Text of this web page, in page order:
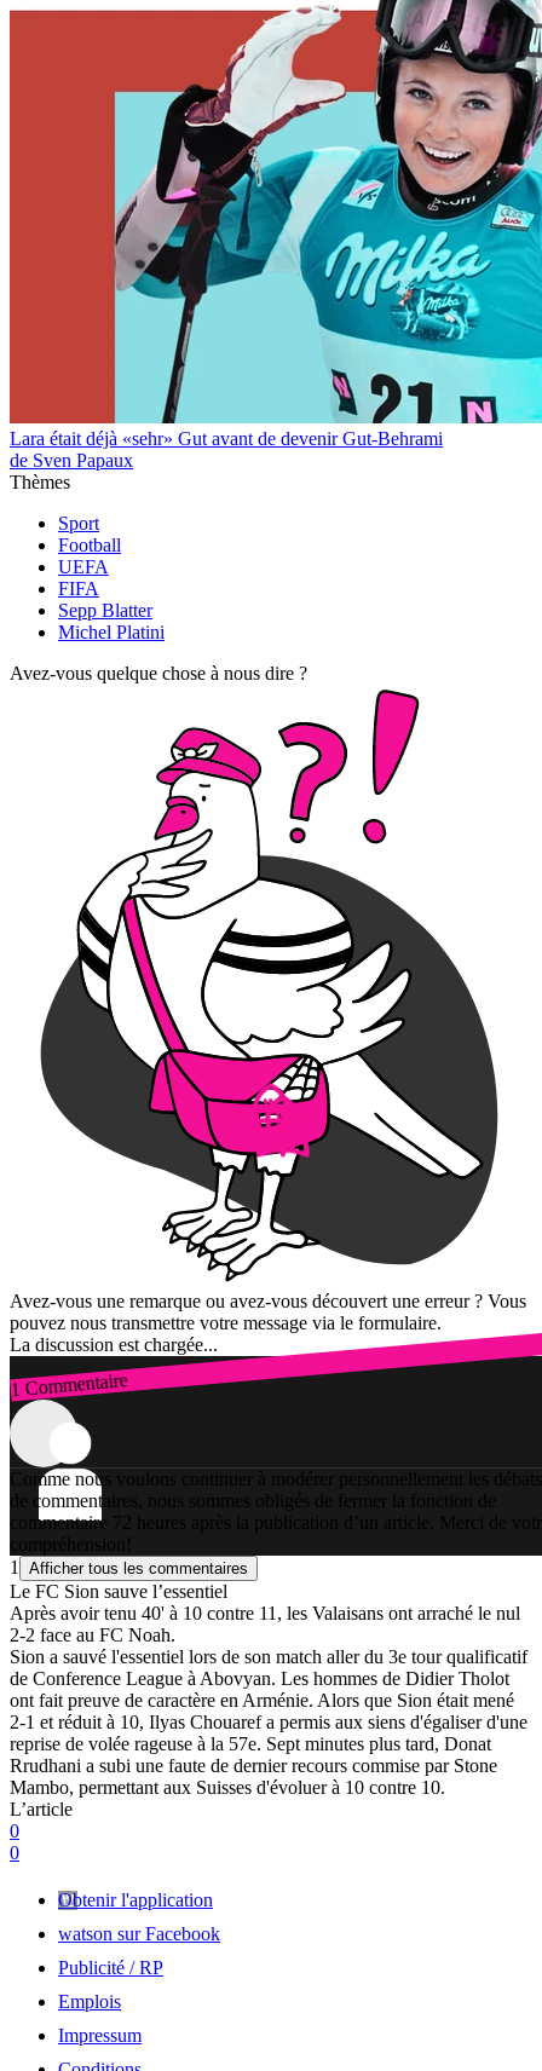
Lara était déjà «sehr» Gut avant de devenir Gut-Behrami
de Sven Papaux
Thèmes
Sport
Football
UEFA
FIFA
Sepp Blatter
Michel Platini
Avez-vous quelque chose à nous dire ?
Avez-vous une remarque ou avez-vous découvert une erreur ? Vous
pouvez nous transmettre votre message via le formulaire.
La discussion est chargée...
1 Commentaire
Connexion
Comme nous voulons continuer à modérer personnellement les débats
de commentaires, nous sommes obligés de fermer la fonction de
commentaire 72 heures après la publication d’un article. Merci de
compréhension!
1
Afficher tous les commentaires
Le FC Sion sauve l’essentiel
Après avoir tenu 40' à 10 contre 11, les Valaisans ont arraché le nul
2-2 face au FC Noah.
Sion a sauvé l'essentiel lors de son match aller du 3e tour qualificatif
de Conference League à Abovyan. Les hommes de Didier Tholot
ont fait preuve de caractère en Arménie. Alors que Sion était mené
2-1 et réduit à 10, Ilyas Chouaref a permis aux siens d'égaliser d'une
reprise de volée rageuse à la 57e. Sept minutes plus tard, Donat
Rrudhani a subi une faute de dernier recours commise par Stone
Mambo, permettant aux Suisses d'évoluer à 10 contre 10.
L’article
0
0
Obtenir l'application
watson sur Facebook
Publicité / RP
Emplois
Impressum